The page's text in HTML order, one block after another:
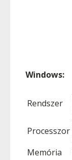
Windows:
Rendszer
Processzor
Memória